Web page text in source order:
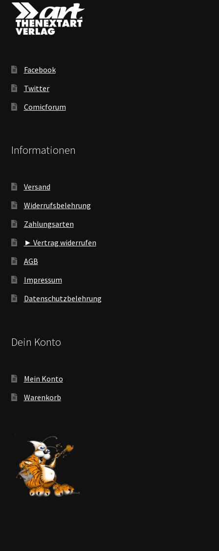
Facebook
Twitter
Comicforum
Informationen
Versand
Widerrufsbelehrung
Zahlungsarten
► Vertrag widerrufen
AGB
Impressum
Datenschutzbelehrung
Dein Konto
Mein Konto
Warenkorb